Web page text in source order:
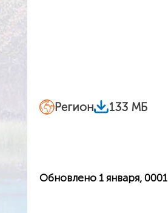
Регион 133 МБ
Обновлено 1 января, 0001